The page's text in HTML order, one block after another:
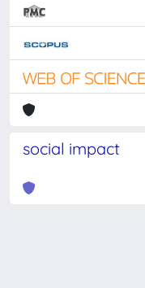
social impact